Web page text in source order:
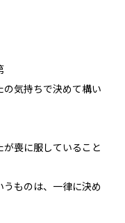
気持ちで決めて構い
喪に服していること
ものは、一律に決め